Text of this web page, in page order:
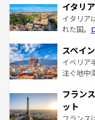
イタリア
イタリア
れた国。
ろん、ト
景など、
ピザやパ
ませてく
なお、新
しい。
スペイン
イベリア
注ぐ地中
文化が根
れる闘牛
る。首都
フラン
ット
フランス